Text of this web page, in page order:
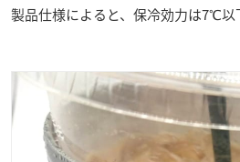
製品仕様によると、保冷効力は7℃以